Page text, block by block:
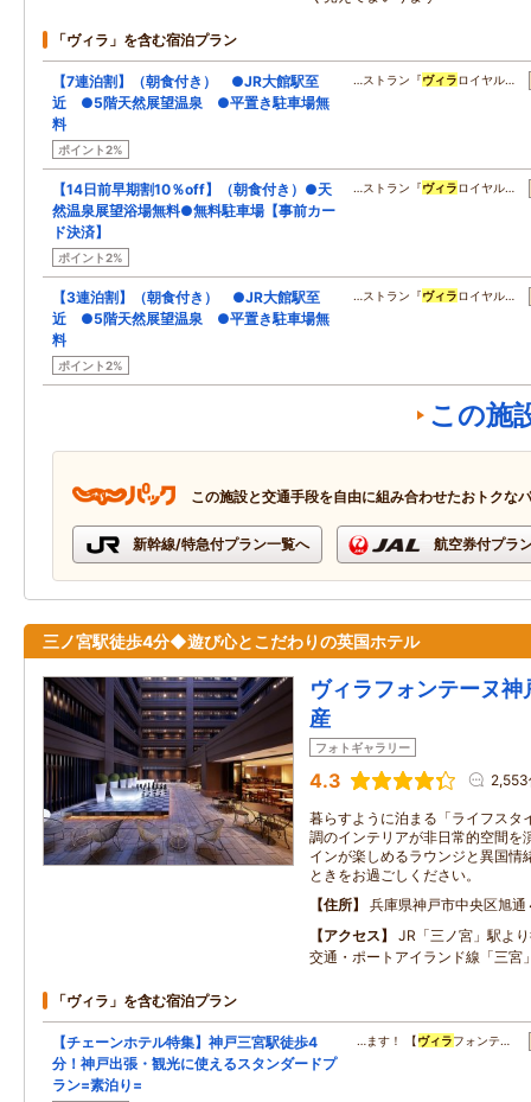
「ヴィラ」を含む宿泊プラン
【7連泊割】（朝食付き） ●JR大館駅至
近 ●5階天然展望温泉 ●平置き駐車場無
料
ポイント2%
…ストラン『ヴィラロイヤル…
【14日前早期割10％off】（朝食付き）●天
然温泉展望浴場無料●無料駐車場【事前カー
ド決済】
ポイント2%
…ストラン『ヴィラロイヤル…
【3連泊割】（朝食付き） ●JR大館駅至
近 ●5階天然展望温泉 ●平置き駐車場無
料
ポイント2%
…ストラン『ヴィラロイヤル…
この施
この施設と交通手段を自由に組み合わせたおトクな
新幹線/特急付プラン一覧へ 航空券付プラ
三ノ宮駅徒歩4分◆遊び心とこだわりの英国ホテル
ヴィラフォンテーヌ
産
フォトギャラリー
4.3
暮らすように泊まる「ライフスタ
調のインテリアが非日常的空間を
インが楽しめるラウンジと異国情
ときをお過ごしください。
住所
兵庫県神戸市中央区旭通
アクセス
JR「三ノ宮」駅よ
交通・ポートアイランド線「三宮
「ヴィラ」を含む宿泊プラン
【チェーンホテル特集】神戸三宮駅徒歩4
分！神戸出張・観光に使えるスタンダードプ
ラン=素泊り=
…ます！ 【ヴィラフォンテ…